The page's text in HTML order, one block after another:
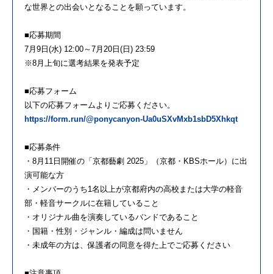
な世界との出会いとなることを願っています。
■応募期間
7月9日(水) 12:00～7月20日(日) 23:59
※8月上旬に選考結果を発表予定
■応募フォーム
以下の応募フォームよりご応募ください。
https://form.run/@ponycanyon-Ua0uSXvMxb1sbD5Xhkqt
■応募条件
・8月11日開催の「京都藝劇 2025」（京都・KBSホール）に出
演可能な方
・メンバーのうち1名以上が京都府内の高校または大学の軽音
部・軽音サークルに在籍していること
・オリジナル曲を演奏しているバンドであること
・国籍・性別・ジャンル・編成は問いません
・未成年の方は、保護者の同意を得た上でご応募ください